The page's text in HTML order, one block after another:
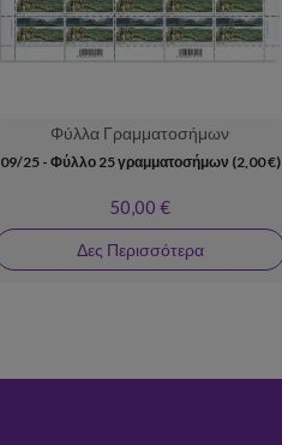
Φύλλα Γραμματοσήμων
09/25 - Φύλλο 25 γραμματοσήμων (2,00 €)
50,00 €
Δες Περισσότερα